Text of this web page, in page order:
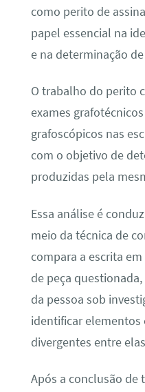
como perito de
papel essencial na
e na determinação
O trabalho do perito
exames
grafoscópicos nas
com o objetivo de
produzidas pela
Essa análise é
meio da técnica de
compara a escrita
de peça
da pessoa sob
identificar elementos
divergentes entre
Após a conclusão de